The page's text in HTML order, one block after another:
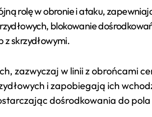
rolę w obronie i ataku,
blokowanie
z skrzydłowymi.
zazwyczaj w linii z obrońcami
i zapobiegają ich
dośrodkowania do